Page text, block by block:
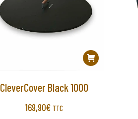
CleverCover Black 1000
169,90€ TTC